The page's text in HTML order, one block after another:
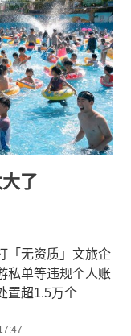
了
「无资质」文旅企
私单等违规个人账
置超1.5万个